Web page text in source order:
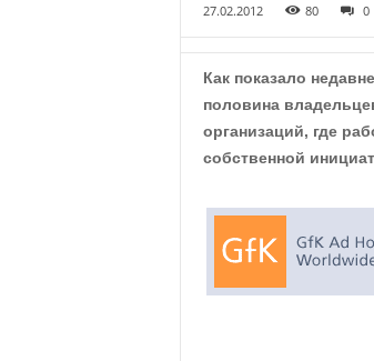
r
c
c
o
27.02.2012 80 0
Как показало
половина
организаций, где
собственной